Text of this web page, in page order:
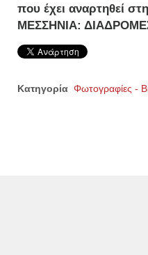
που έχει αναρτηθεί
ΜΕΣΣΗΝΙΑ:
Κατηγορία Φωτογραφίες -